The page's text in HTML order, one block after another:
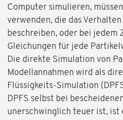
Computer simulieren,
verwenden, die das
beschreiben, oder bei jedem
Gleichungen für jede
Die direkte Simulation von
Modellannahmen wird als
Flüssigkeits-Simulation
DPFS selbst bei
unerschwinglich teuer ist, ist